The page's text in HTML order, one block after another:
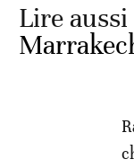
Lire aussi